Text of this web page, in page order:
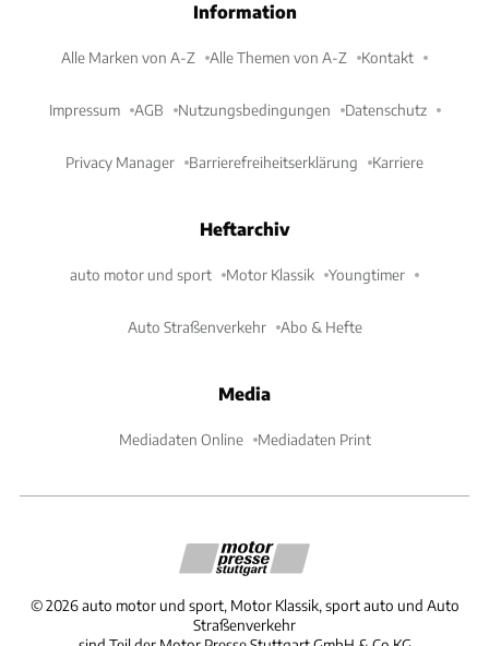
Information
Alle Marken von A-Z Alle Themen von A-Z Kontakt
Impressum AGB Nutzungsbedingungen Datenschutz
Privacy Manager Barrierefreiheitserklärung Karriere
Heftarchiv
auto motor und sport Motor Klassik Youngtimer
Auto Straßenverkehr Abo & Hefte
Media
Mediadaten Online Mediadaten Print
©2026 auto motor und sport, Motor Klassik, sport auto und Auto
Straßenverkehr